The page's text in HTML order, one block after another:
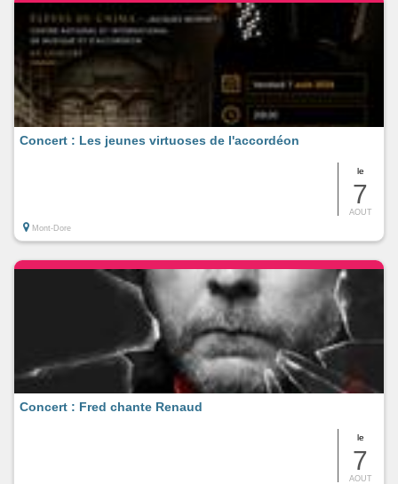
le
7
AOUT
Concert : Les jeunes virtuoses de l'accordéon
Mont-Dore
le
7
AOUT
Concert : Fred chante Renaud